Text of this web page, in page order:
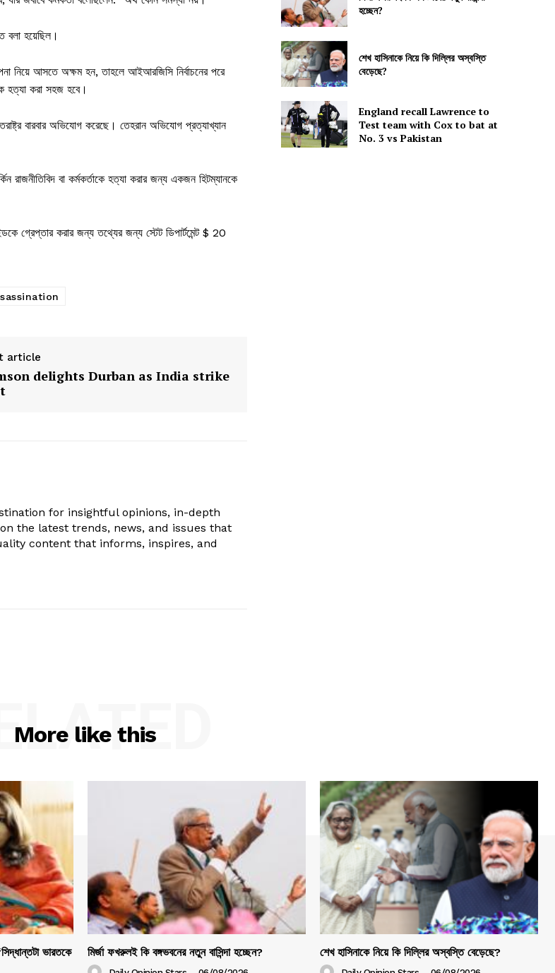
বলা হয়েছিল।
নিয়ে আসতে অক্ষম হন, তাহলে আইআরজিসি নির্বাচনের পরে
হত্যা করা সহজ হবে।
বারবার অভিযোগ করেছে। তেহরান অভিযোগ প্রত্যাখ্যান
রাজনীতিবিদ বা কর্মকর্তাকে হত্যা করার জন্য একজন হিটম্যানকে
গ্রেপ্তার করার জন্য তথ্যের জন্য স্টেট ডিপার্টমেন্ট $ 20
article
delights Durban as India strike
for insightful opinions, in-depth
the latest trends, news, and issues that
content that informs, inspires, and
হচ্ছেন?
শেখ হাসিনাকে নিয়ে কি দিল্লির অস্বস্তি
বেড়েছে?
England recall Lawrence to
Test team with Cox to bat at
No. 3 vs Pakistan
More like this
ভারতকে
মির্জা ফখরুলই কি বঙ্গভবনের নতুন বাসিন্দা হচ্ছেন? শেখ হাসিনাকে নিয়ে কি দিল্লির অস্বস্তি বেড়েছে?